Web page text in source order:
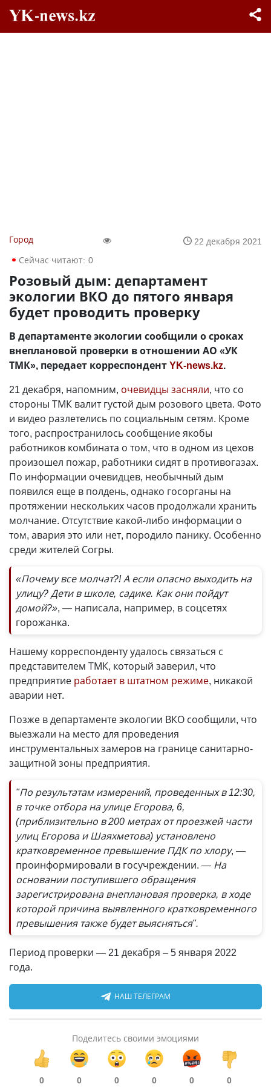
Город
22 декабря 2021
Сейчас читают: 0
Розовый дым: департамент
экологии ВКО до пятого января
будет проводить проверку
В департаменте экологии сообщили о сроках
внеплановой проверки в отношении АО «УК
ТМК», передает корреспондентYK-news.kz.
21 декабря, напомним, очевидцы засняли, что со
стороны ТМК валит густой дым розового цвета. Фото
и видео разлетелись по социальным сетям. Кроме
того, распространилось сообщение якобы
работников комбината о том, что в одном из цехов
произошел пожар, работники сидят в противогазах.
По информации очевидцев, необычный дым
появился еще в полдень, однако госорганы на
протяжении нескольких часов продолжали хранить
молчание. Отсутствие какой-либо информации о
том, авария это или нет, породило панику. Особенно
среди жителей Согры.
«Почему все молчат?! А если опасно выходить на
улицу? Дети в школе, садике. Как они пойдут
домой?», — написала, например, в соцсетях
горожанка.
Нашему корреспонденту удалось связаться с
представителем ТМК, который заверил, что
предприятие работает в штатном режиме, никакой
аварии нет.
Позже в департаменте экологии ВКО сообщили, что
выезжали на место для проведения
инструментальных замеров на границе санитарно-
защитной зоны предприятия.
"По результатам измерений, проведенных в 12:30,
в точке отбора на улице Егорова, 6,
(приблизительно в 200 метрах от проезжей части
улиц Егорова и Шаяхметова) установлено
кратковременное превышение ПДК по хлору, —
проинформировали в госучреждении. — На
основании поступившего обращения
зарегистрирована внеплановая проверка, в ходе
которой причина выявленного кратковременного
превышения также будет выясняться".
Период проверки — 21 декабря – 5 января 2022
года.
НАШ ТЕЛЕГРАМ
Поделитесь своими эмоциями
0 0 0 0 0 0